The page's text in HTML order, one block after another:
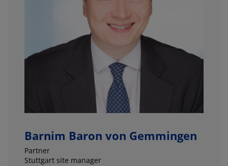
Barnim Baron von Gemmingen
Partner
Stuttgart site manager